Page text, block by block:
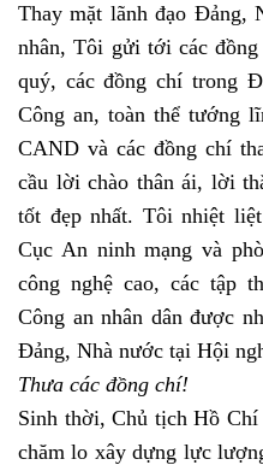
Thay mặt lãnh đạo Đảng,
nhân, Tôi gửi tới các
quý, các đồng chí trong
Công an, toàn thể tướng
CAND và các đồng chí
cầu lời chào thân ái, lời
tốt đẹp nhất. Tôi nhiệt
Cục An ninh mạng và
công nghệ cao, các tập
Công an nhân dân được
Đảng, Nhà nước tại Hội
Thưa các đồng chí!
Sinh thời, Chủ tịch Hồ
chăm lo xây dựng lực